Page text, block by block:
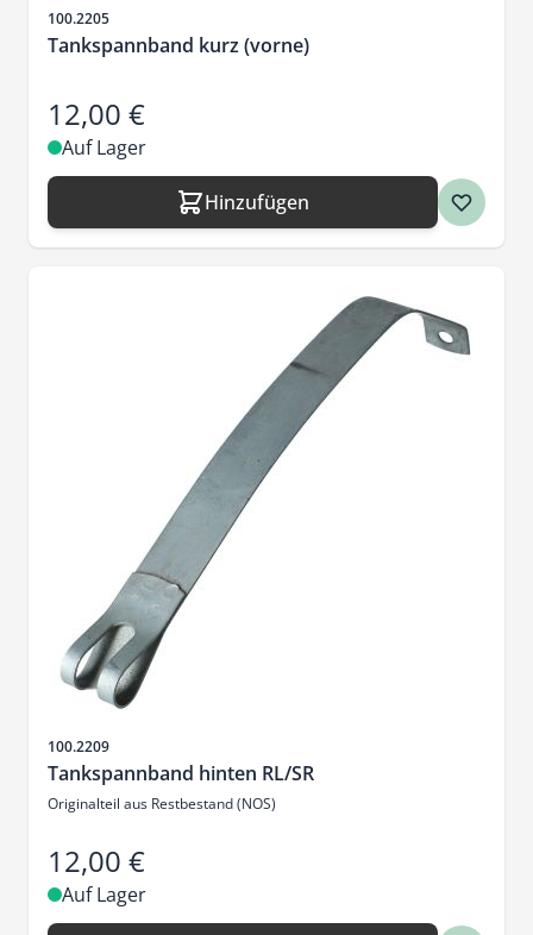
Artikelnr.
100.2205
Tankspannband kurz (vorne)
12,00 €
Auf Lager
Hinzufügen
Artikelnr.
100.2209
Tankspannband hinten RL/SR
Originalteil aus Restbestand (NOS)
12,00 €
Auf Lager